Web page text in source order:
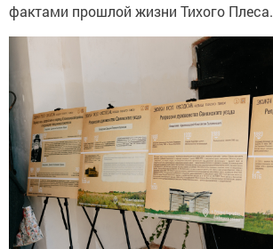
фактами прошлой жизни Тихого Плеса.